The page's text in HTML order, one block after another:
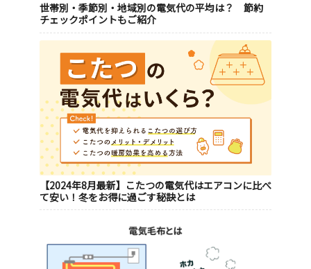
世帯別・季節別・地域別の電気代の平均は？ 節約
チェックポイントもご紹介
【2024年8月最新】こたつの電気代はエアコンに比べ
て安い！冬をお得に過ごす秘訣とは